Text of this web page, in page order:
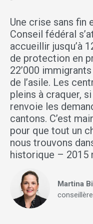
Une crise sans fin
Conseil fédéral
accueillir jusqu’à
de protection en
22’000
de l’asile. Les
pleins à craquer,
renvoie les
cantons. C’est
pour que tout un
nous trouvons
historique – 2015
Martina